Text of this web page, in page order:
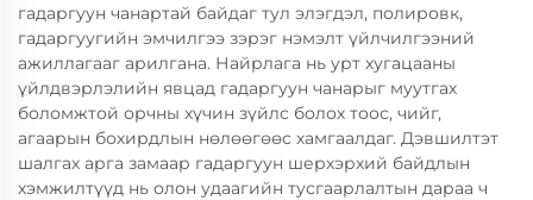
гадаргуун чанартай байдаг тул элэгдэл, полировк,
гадаргуугийн эмчилгээ зэрэг нэмэлт үйлчилгээний
ажиллагааг арилгана. Найрлага нь урт хугацааны
үйлдвэрлэлийн явцад гадаргуун чанарыг муутгах
боломжтой орчны хүчин зүйлс болох тоос, чийг,
агаарын бохирдлын нөлөөгөөс хамгаалдаг. Дэвшилтэт
шалгах арга замаар гадаргуун шерхэрхий байдлын
хэмжилтүүд нь олон удаагийн тусгаарлалтын дараа ч